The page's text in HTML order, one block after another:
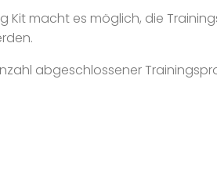
Kit macht es möglich, die
abgeschlossener